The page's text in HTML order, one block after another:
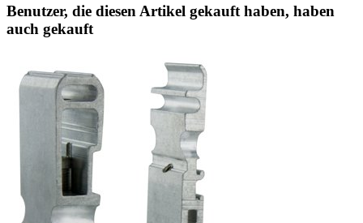
Benutzer, die diesen Artikel gekauft haben, haben
auch gekauft